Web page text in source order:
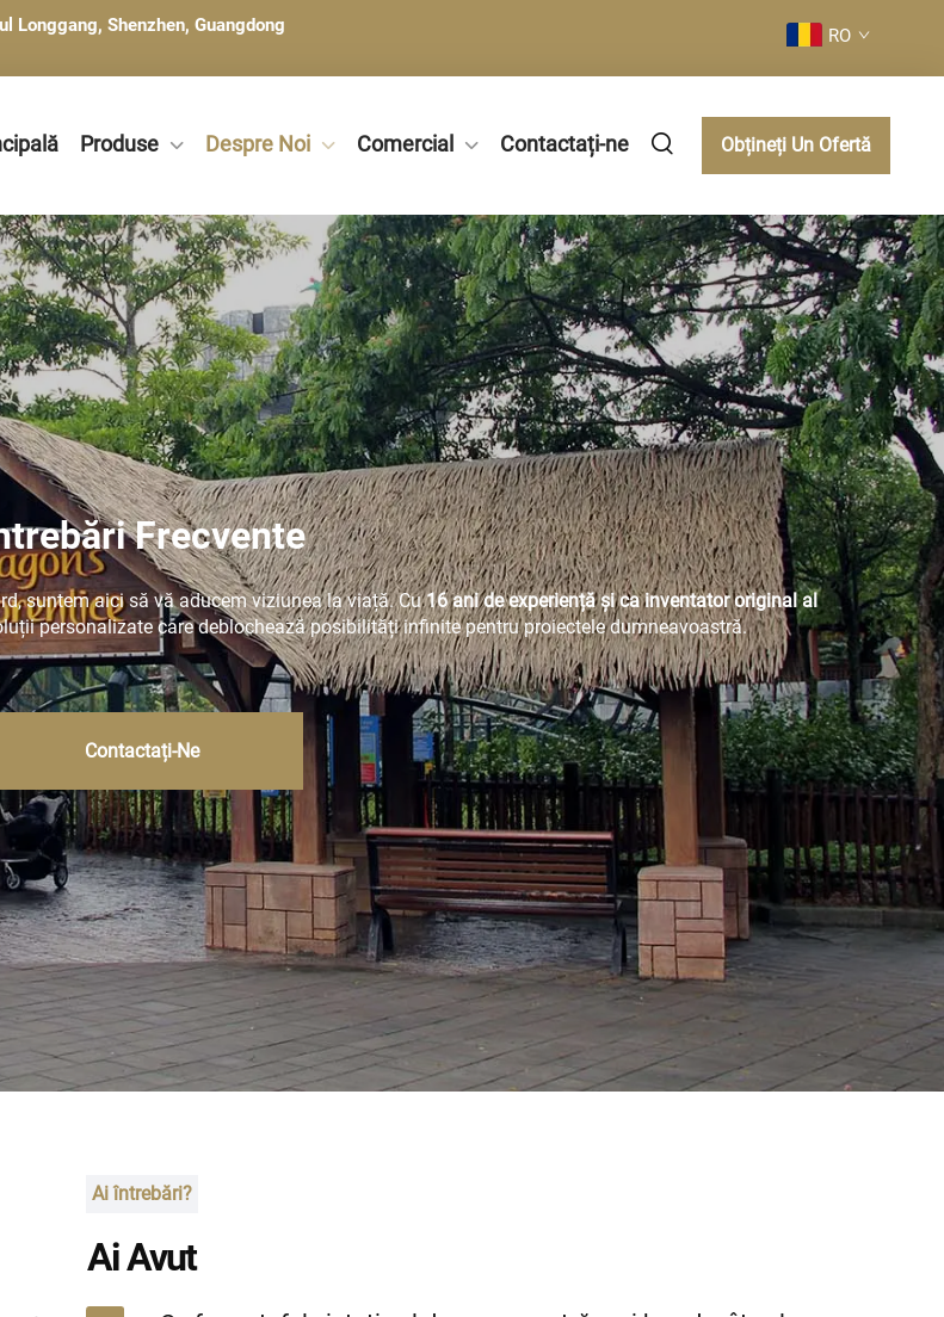
Longgang, Shenzhen, Guangdong
RO
Produse Despre Noi Comercial Contactați-ne Obțineți Un Ofertă
Frecvente
suntem aici să vă aducem viziunea la viață. Cu16 ani de experiență și ca inventator original al
personalizate care deblochează posibilități infinite pentru proiectele dumneavoastră.
Contactați-Ne
Ai întrebări?
Ai Avut